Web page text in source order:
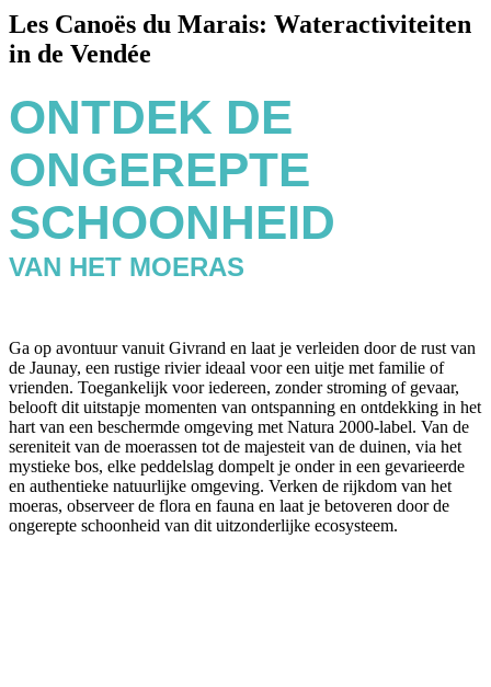
Les Canoës du Marais: Wateractiviteiten
in de Vendée
ONTDEK DE
ONGEREPTE
SCHOONHEID
VAN HET MOERAS
Ga op avontuur vanuit Givrand en laat je verleiden door de rust van
de Jaunay, een rustige rivier ideaal voor een uitje met familie of
vrienden. Toegankelijk voor iedereen, zonder stroming of gevaar,
belooft dit uitstapje momenten van ontspanning en ontdekking in het
hart van een beschermde omgeving met Natura 2000-label. Van de
sereniteit van de moerassen tot de majesteit van de duinen, via het
mystieke bos, elke peddelslag dompelt je onder in een gevarieerde
en authentieke natuurlijke omgeving. Verken de rijkdom van het
moeras, observeer de flora en fauna en laat je betoveren door de
ongerepte schoonheid van dit uitzonderlijke ecosysteem.